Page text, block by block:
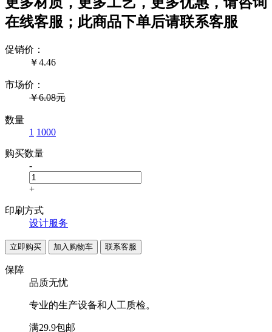
在线客服；此商品下单后请联系客服
促销价：
￥4.46
市场价：
￥6.08元
数量
1 1000
购买数量
-
+
印刷方式
设计服务
联系客服
保障
品质无忧
专业的生产设备和人工质检。
满29.9包邮